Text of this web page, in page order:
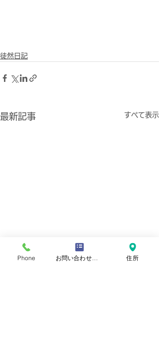
徒然日記
最新記事 すべて表示
Phone お問い合わせフォーム 住所